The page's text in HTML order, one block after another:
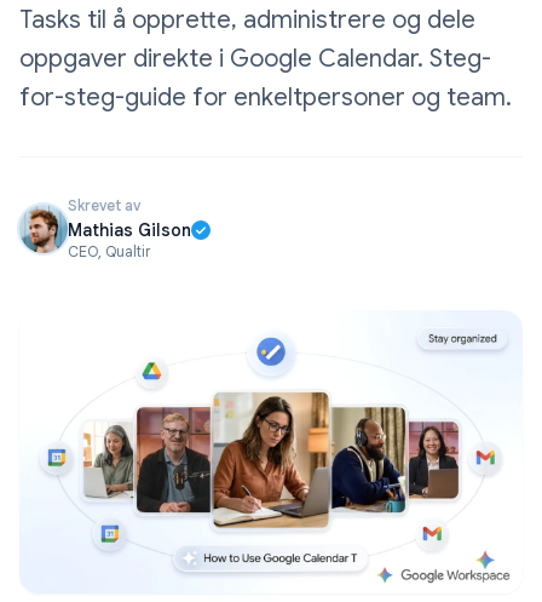
Tasks til å opprette, administrere og dele
oppgaver direkte i Google Calendar. Steg-
for-steg-guide for enkeltpersoner og team.
Skrevet av
Mathias Gilson
CEO, Qualtir